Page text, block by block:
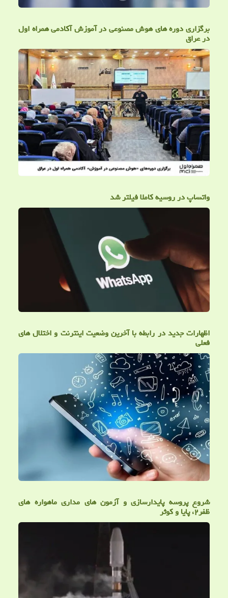
برگزاری دوره های هوش مصنوعی در آموزش آکادمی همراه اول
در عراق
واتساپ در روسیه کاملا فیلتر شد
اظهارات جدید در رابطه با آخرین وضعیت اینترنت و اختلال های
فعلی
شروع پروسه پایدارسازی و آزمون های مداری ماهواره های
ظفر۲، پایا و کوثر